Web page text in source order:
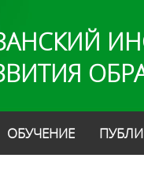
ОБУЧЕНИЕ